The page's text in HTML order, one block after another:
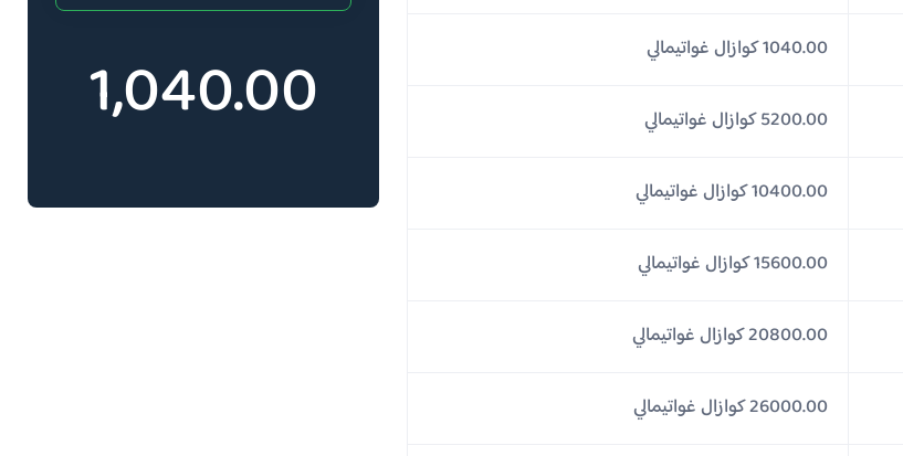
1040.00 كوازال غواتيمالي
5200.00 كوازال غواتيمالي
10400.00 كوازال غواتيمالي
15600.00 كوازال غواتيمالي
20800.00 كوازال غواتيمالي
26000.00 كوازال غواتيمالي
1,040.00